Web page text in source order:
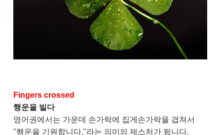
Fingers crossed
행운을 빌다
영어권에서는 가운데 손가락에 집게손가락을 겹쳐서
"행운을 기원합니다."라는 의미의 제스처가 됩니다.